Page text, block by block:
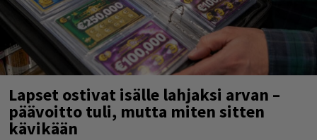
Lapset ostivat isälle lahjaksi arvan –
päävoitto tuli, mutta miten sitten
kävikään